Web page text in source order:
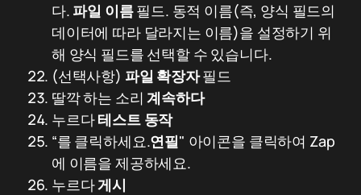
다. 파일 이름필드. 동적 이름(즉, 양식 필드의
데이터에 따라 달라지는 이름)을 설정하기 위
해 양식 필드를 선택할 수 있습니다.
(선택사항) 파일 확장자필드
딸깍 하는 소리계속하다
누르다테스트 동작
“를 클릭하세요.연필" 아이콘을 클릭하여 Zap
에 이름을 제공하세요.
누르다게시